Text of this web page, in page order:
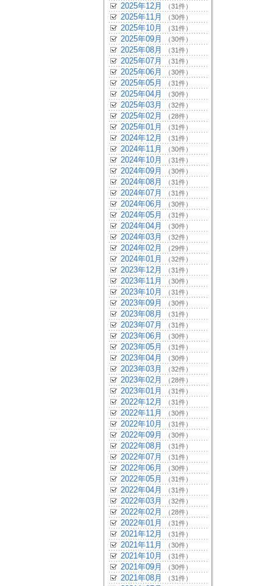
2025年12月 （31件）
2025年11月 （30件）
2025年10月 （31件）
2025年09月 （30件）
2025年08月 （31件）
2025年07月 （31件）
2025年06月 （30件）
2025年05月 （31件）
2025年04月 （30件）
2025年03月 （32件）
2025年02月 （28件）
2025年01月 （31件）
2024年12月 （31件）
2024年11月 （30件）
2024年10月 （31件）
2024年09月 （30件）
2024年08月 （31件）
2024年07月 （31件）
2024年06月 （30件）
2024年05月 （31件）
2024年04月 （30件）
2024年03月 （32件）
2024年02月 （29件）
2024年01月 （32件）
2023年12月 （31件）
2023年11月 （30件）
2023年10月 （31件）
2023年09月 （30件）
2023年08月 （31件）
2023年07月 （31件）
2023年06月 （30件）
2023年05月 （31件）
2023年04月 （30件）
2023年03月 （32件）
2023年02月 （28件）
2023年01月 （31件）
2022年12月 （31件）
2022年11月 （30件）
2022年10月 （31件）
2022年09月 （30件）
2022年08月 （31件）
2022年07月 （31件）
2022年06月 （30件）
2022年05月 （31件）
2022年04月 （31件）
2022年03月 （32件）
2022年02月 （28件）
2022年01月 （31件）
2021年12月 （31件）
2021年11月 （30件）
2021年10月 （31件）
2021年09月 （30件）
2021年08月 （31件）